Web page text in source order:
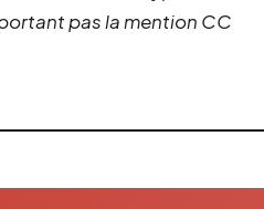
pas la mention CC